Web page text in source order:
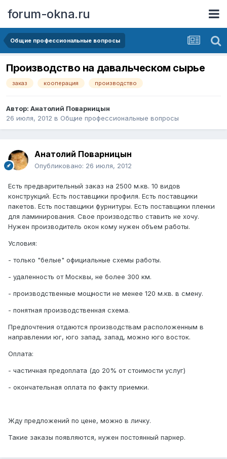
forum-okna.ru
Общие профессиональные вопросы
Производство на давальческом сырье
заказ кооперация производство
Автор: Анатолий Поварницын
26 июля, 2012 в Общие профессиональные вопросы
Анатолий Поварницын
Опубликовано: 26 июля, 2012
Есть предварительный заказ на 2500 м.кв. 10 видов
конструкций. Есть поставщики профиля. Есть поставщики
пакетов. Есть поставщики фурнитуры. Есть поставщики пленки
для ламинирования. Свое производство ставить не хочу.
Нужен производитель окон кому нужен объем работы.
Условия:
- только "белые" официальные схемы работы.
- удаленность от Москвы, не более 300 км.
- производственные мощности не менее 120 м.кв. в смену.
- понятная производственная схема.
Предпочтения отдаются производствам расположенным в
направлении юг, юго запад, запад, можно юго восток.
Оплата:
- частичная предоплата (до 20% от стоимости услуг)
- окончательная оплата по факту приемки.
Жду предложений по цене, можно в личку.
Такие заказы появляются, нужен постоянный парнер.